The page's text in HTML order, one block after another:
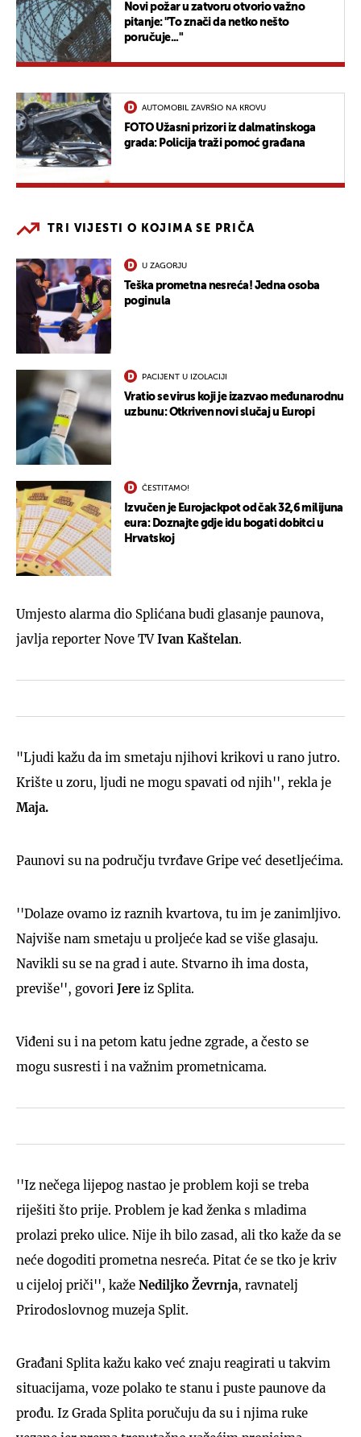
Novi požar u zatvoru otvorio važno
pitanje: "To znači da netko nešto
poručuje..."
AUTOMOBIL ZAVRŠIO NA KROVU
FOTO Užasni prizori iz dalmatinskoga
grada: Policija traži pomoć građana
TRI VIJESTI O KOJIMA SE PRIČA
U ZAGORJU
Teška prometna nesreća! Jedna osoba
poginula
PACIJENT U IZOLACIJI
Vratio se virus koji je izazvao međunarodnu
uzbunu: Otkriven novi slučaj u Europi
ČESTITAMO!
Izvučen je Eurojackpot od čak 32,6 milijuna
eura: Doznajte gdje idu bogati dobitci u
Hrvatskoj
Umjesto alarma dio Splićana budi glasanje paunova,
javlja reporter Nove TVIvan Kaštelan.
"Ljudi kažu da im smetaju njihovi krikovi u rano jutro.
Krište u zoru, ljudi ne mogu spavati od njih'', rekla je
Maja.
Paunovi su na području tvrđave Gripe već desetljećima.
''Dolaze ovamo iz raznih kvartova, tu im je zanimljivo.
Najviše nam smetaju u proljeće kad se više glasaju.
Navikli su se na grad i aute. Stvarno ih ima dosta,
previše'', govori Jere iz Splita.
Viđeni su i na petom katu jedne zgrade, a često se
mogu susresti i na važnim prometnicama.
''Iz nečega lijepog nastao je problem koji se treba
riješiti što prije. Problem je kad ženka s mladima
prolazi preko ulice. Nije ih bilo zasad, ali tko kaže da se
neće dogoditi prometna nesreća. Pitat će se tko je kriv
u cijeloj priči'', kaže Nediljko Ževrnja, ravnatelj
Prirodoslovnog muzeja Split.
Građani Splita kažu kako već znaju reagirati u takvim
situacijama, voze polako te stanu i puste paunove da
prođu. Iz Grada Splita poručuju da su i njima ruke